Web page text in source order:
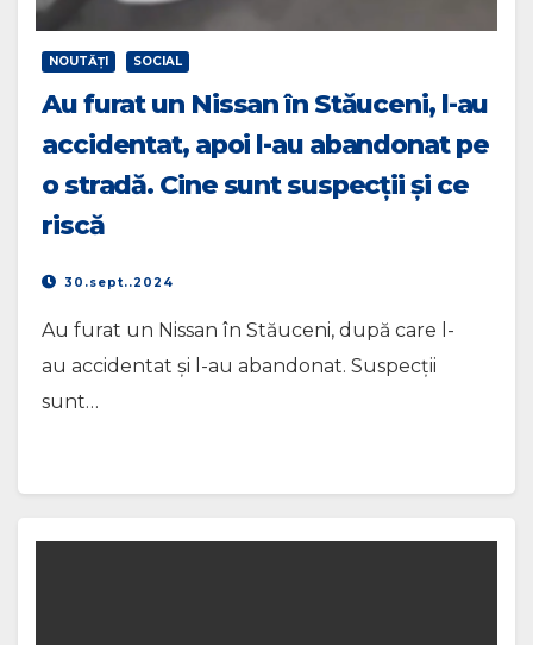
NOUTĂŢI SOCIAL
Au furat un Nissan în Stăuceni, l-au
accidentat, apoi l-au abandonat pe
o stradă. Cine sunt suspecții și ce
riscă
30.sept..2024
Au furat un Nissan în Stăuceni, după care l-
au accidentat și l-au abandonat. Suspecții
sunt…